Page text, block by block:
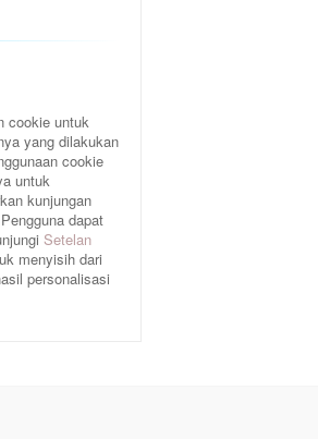
cookie untuk
yang dilakukan
cookie
untuk
kunjungan
dapat
Setelan
menyisih dari
personalisasi